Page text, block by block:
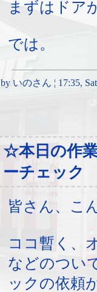
まずはドア
では。
by いのさん ¦ 17:35,
☆本日の作
ーチェック
皆さん、こ
ココ暫く、
などのつい
ックの依頼